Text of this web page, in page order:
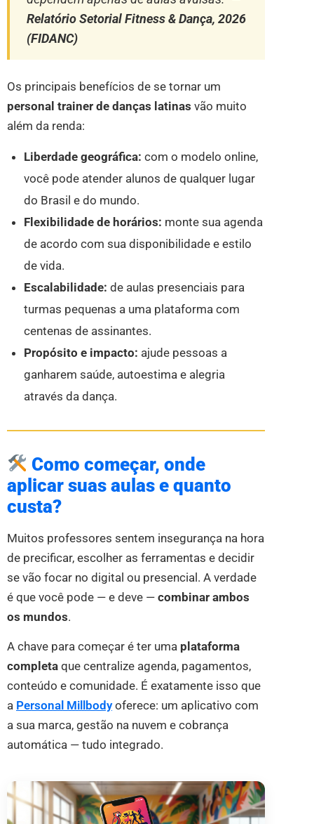
Relatório Setorial Fitness & Dança, 2026
(FIDANC)
Os principais benefícios de se tornar um
personal trainer de danças latinas vão muito
além da renda:
Liberdade geográfica: com o modelo online,
você pode atender alunos de qualquer lugar
do Brasil e do mundo.
Flexibilidade de horários: monte sua agenda
de acordo com sua disponibilidade e estilo
de vida.
Escalabilidade: de aulas presenciais para
turmas pequenas a uma plataforma com
centenas de assinantes.
Propósito e impacto: ajude pessoas a
ganharem saúde, autoestima e alegria
através da dança.
Como começar, onde
aplicar suas aulas e quanto
custa?
Muitos professores sentem insegurança na hora
de precificar, escolher as ferramentas e decidir
se vão focar no digital ou presencial. A verdade
é que você pode — e deve — combinar ambos
os mundos.
A chave para começar é ter uma plataforma
completa que centralize agenda, pagamentos,
conteúdo e comunidade. É exatamente isso que
a Personal Millbodyoferece: um aplicativo com
a sua marca, gestão na nuvem e cobrança
automática — tudo integrado.